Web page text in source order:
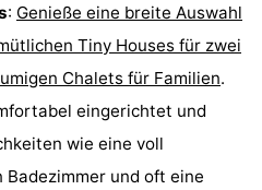
: Genieße eine breite Auswahl
Tiny Houses für zwei
Chalets für Familien.
eingerichtet und
wie eine voll
und oft eine